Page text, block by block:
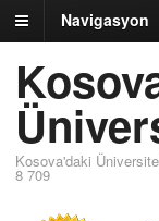
Navigasyon
Kosova'daki
8 709